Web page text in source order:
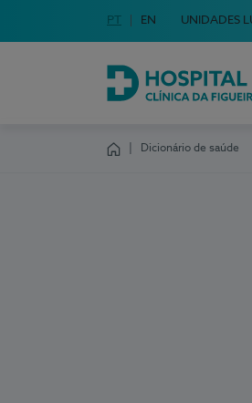
Escolha o seu idioma
Idioma em Português
PT English Language
EN UNIDADES
Hospital da Luz
Dicionário de saúde